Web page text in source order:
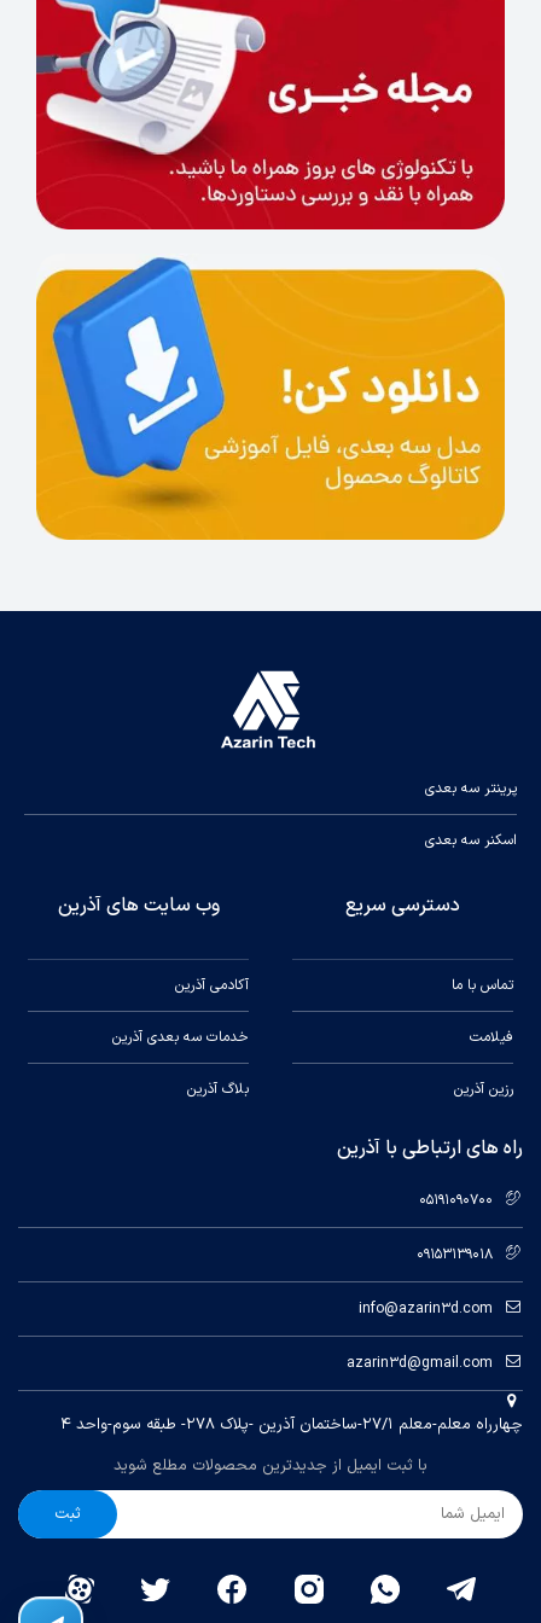
260ºC≥
ø 0.4mm (replaceable)
Nozzle
500mm/s(Max.)
Printing
Speed
Double Metal Spindle
X/Y axis
Default
Filament
PEl Magnetic Spring Steel
8.7x8.7in./220x220mm
Printing
Platform
7000rpm/min
Cooling Fan
RPM
-32Bit Silent
Motherboard
Material
486x435x463mm(HWD)
Dimensions
9.8x8.7x8.7in
250x220x220mm(HWD)
Double Threaded Rod
Z-axis
Tensioner
Automatic Leveling
System (25-point)
Direct Extruder + Double
Gears
Extruder
4.3LCD Touch-Control
پرینتر سه بعدی
اسکنر سه بعدی
دسترسی سریع
تماس با ما
فیلامت
رزین آذرین
وب سایت های آذرین
آکادمی آذرین
خدمات سه بعدی آذرین
بلاگ آذرین
راه های ارتباطی با آذرین
05191090700
09153139018
info@azarin3d.com
azarin3d@gmail.com
چهارراه معلم-معلم ۲۷/۱-ساختمان آذرین -پلاک ۲۷۸- طبقه سوم-واحد ۴
با ثبت ایمیل از جدیدترین محصولات مطلع شوید
ثبت